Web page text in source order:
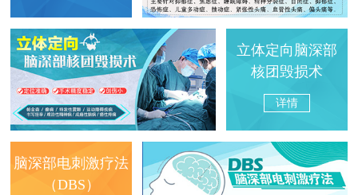
立体定向脑深部
核团毁损术
详情
脑深部电刺激疗法
（DBS）